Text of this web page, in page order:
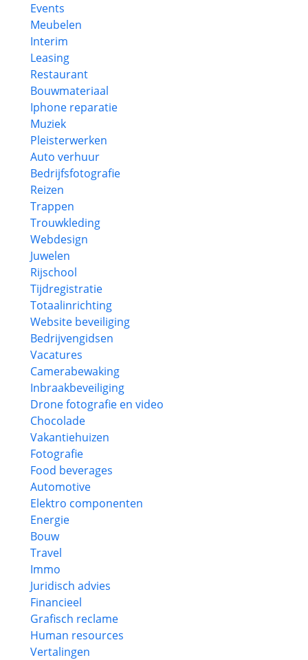
Events
Meubelen
Interim
Leasing
Restaurant
Bouwmateriaal
Iphone reparatie
Muziek
Pleisterwerken
Auto verhuur
Bedrijfsfotografie
Reizen
Trappen
Trouwkleding
Webdesign
Juwelen
Rijschool
Tijdregistratie
Totaalinrichting
Website beveiliging
Bedrijvengidsen
Vacatures
Camerabewaking
Inbraakbeveiliging
Drone fotografie en video
Chocolade
Vakantiehuizen
Fotografie
Food beverages
Automotive
Elektro componenten
Energie
Bouw
Travel
Immo
Juridisch advies
Financieel
Grafisch reclame
Human resources
Vertalingen